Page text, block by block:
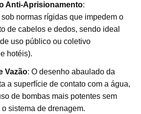
Anti-Aprisionamento:
normas rígidas que impedem o
de cabelos e dedos, sendo ideal
uso público ou coletivo
hotéis).
Vazão: O desenho abaulado da
a superfície de contato com a água,
de bombas mais potentes sem
sistema de drenagem.